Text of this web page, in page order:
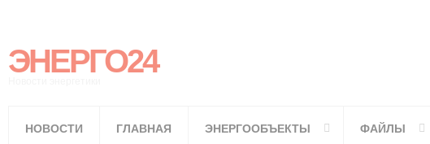
ЭНЕРГО24
НОВОСТИ ГЛАВНАЯ ЭНЕРГООБЪЕКТЫ ФАЙЛЫ